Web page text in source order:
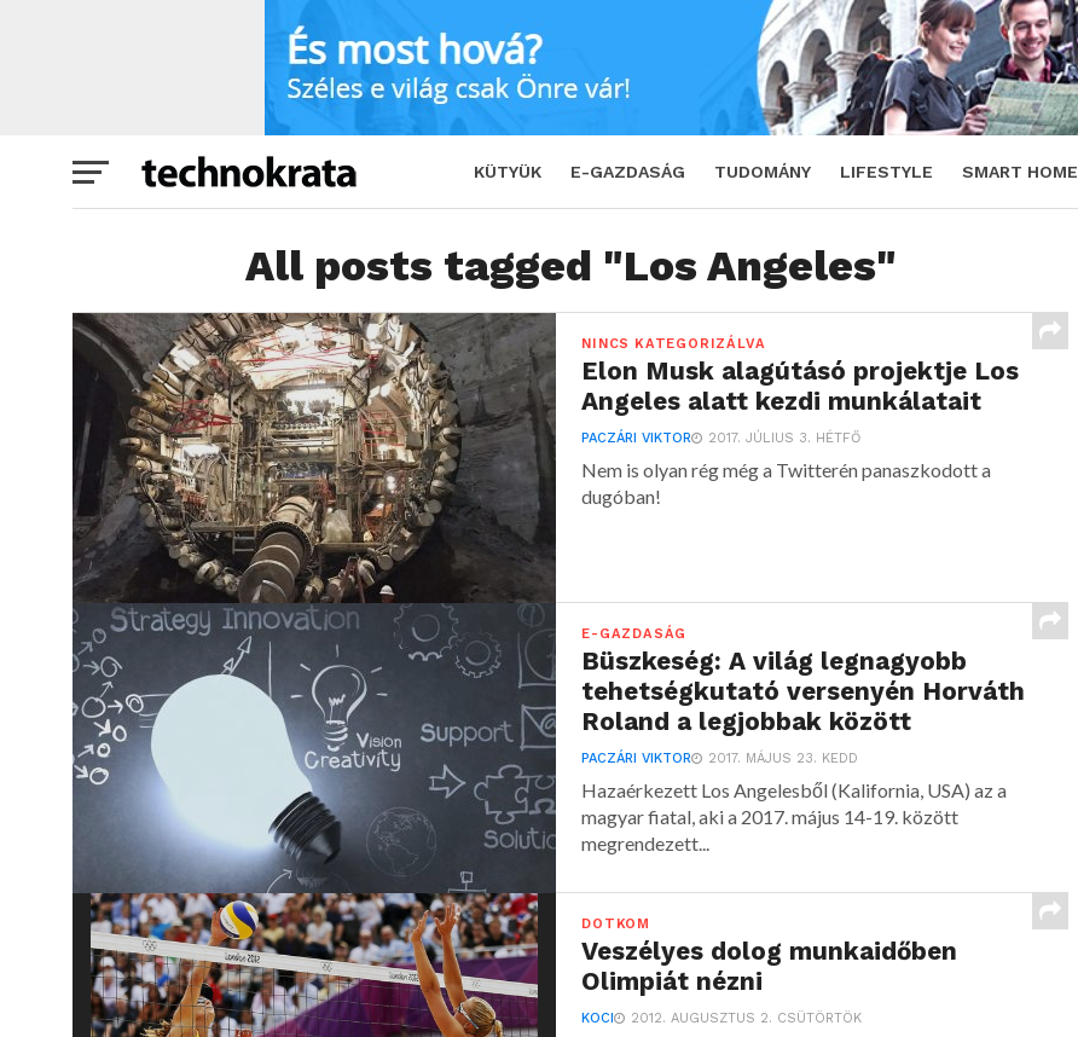
KÜTYÜK E-GAZDASÁG TUDOMÁNY LIFESTYLE SMART HOME
All posts tagged "Los Angeles"
NINCS KATEGORIZÁLVA
Elon Musk alagútásó projektje Los
Angeles alatt kezdi munkálatait
PACZÁRI VIKTOR 2017. JÚLIUS 3. HÉTFŐ
Nem is olyan rég még a Twitterén panaszkodott a
dugóban!
E-GAZDASÁG
Büszkeség: A világ legnagyobb
tehetségkutató versenyén Horváth
Roland a legjobbak között
PACZÁRI VIKTOR 2017. MÁJUS 23. KEDD
Hazaérkezett Los Angelesből (Kalifornia, USA) az a
magyar fiatal, aki a 2017. május 14-19. között
megrendezett...
DOTKOM
Veszélyes dolog munkaidőben
Olimpiát nézni
KOCI 2012. AUGUSZTUS 2. CSÜTÖRTÖK